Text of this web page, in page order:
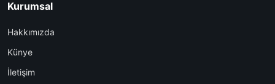
Kurumsal
Hakkımızda
Künye
İletişim